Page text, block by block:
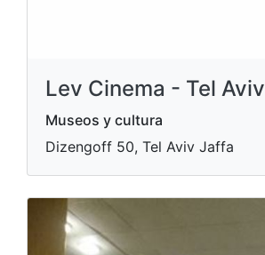
Lev Cinema - Tel Aviv
Museos y cultura
Dizengoff 50, Tel Aviv Jaffa